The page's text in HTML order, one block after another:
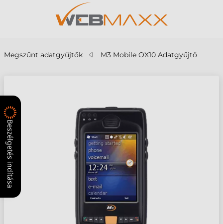
Megszűnt adatgyűjtők M3 Mobile OX10 Adatgyűjtő
Beszélgetés indítása